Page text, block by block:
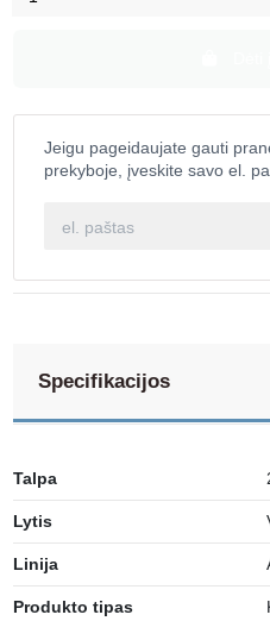
Jeigu pageidaujate gauti
prekyboje, įveskite savo el.
Specifikacijos
Talpa
Lytis
Linija
Produkto tipas